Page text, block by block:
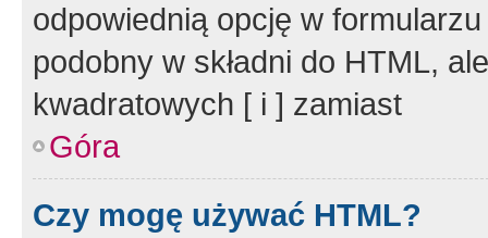
odpowiednią opcję w
podobny w składni do HTML,
kwadratowych [ i ] zamiast
Góra
Czy mogę używać HTML?